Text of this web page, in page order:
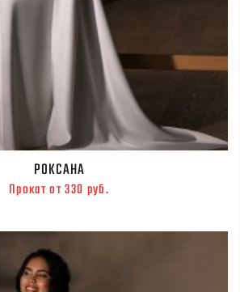
РОКСАНА
Прокат от 330 руб.